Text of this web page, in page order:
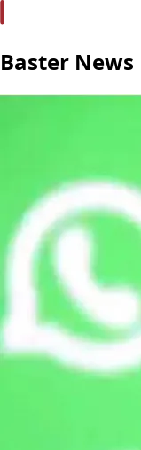
Baster News